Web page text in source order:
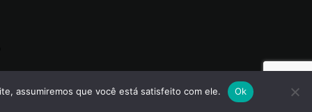
assumiremos que você está satisfeito com ele. Ok